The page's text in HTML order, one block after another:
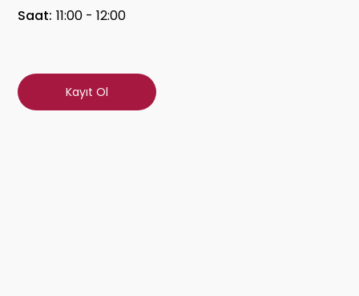
Saat: 11:00 - 12:00
Kayıt Ol